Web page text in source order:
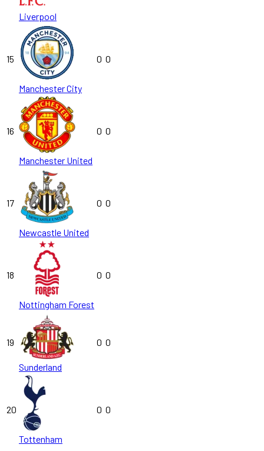
Liverpool
15
Manchester City
0 0
16
Manchester United
0 0
17
Newcastle United
0 0
18
Nottingham Forest
0 0
19
Sunderland
0 0
20
Tottenham
0 0